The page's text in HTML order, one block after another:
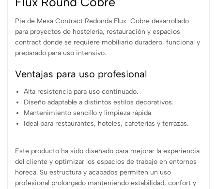
Pie de Mesa Contract Redonda Flux Cobre desarrollado
para proyectos de hostelería, restauración y espacios
contract donde se requiere mobiliario duradero, funcional y
preparado para uso intensivo.
Ventajas para uso profesional
Alta resistencia para uso continuado.
Diseño adaptable a distintos estilos decorativos.
Mantenimiento sencillo y limpieza rápida.
Ideal para restaurantes, hoteles, cafeterías y terrazas.
Este producto ha sido diseñado para mejorar la experiencia
del cliente y optimizar los espacios de trabajo en entornos
horeca. Su estructura y acabados permiten un uso
profesional prolongado manteniendo estabilidad, confort y